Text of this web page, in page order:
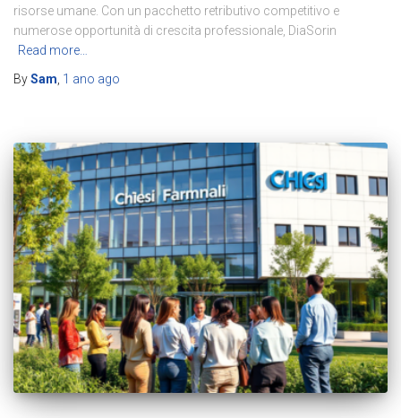
risorse umane. Con un pacchetto retributivo competitivo e
numerose opportunità di crescita professionale, DiaSorin
Read more…
BySam, 1 ano ago